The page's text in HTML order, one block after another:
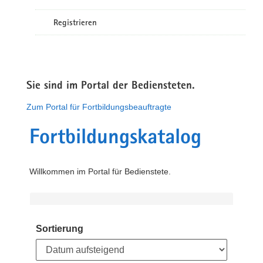
Registrieren
Sie sind im Portal der Bediensteten.
Zum Portal für Fortbildungsbeauftragte
Fortbildungskatalog
Willkommen im Portal für Bedienstete.
Sortierung